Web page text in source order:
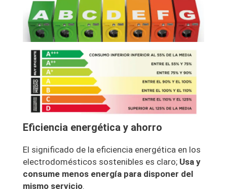
Eficiencia energética y ahorro
El significado de la eficiencia energética en los
electrodomésticos sostenibles es claro; Usa y
consume menos energía para disponer del
mismo servicio.